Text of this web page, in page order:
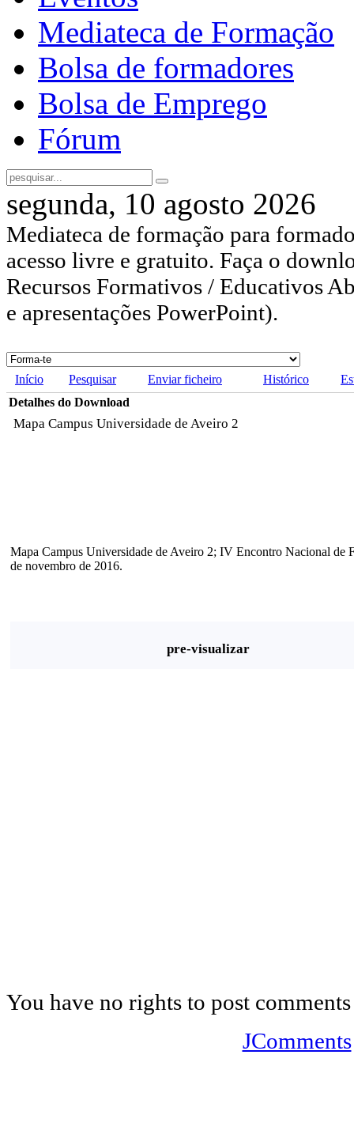
Mediateca de Formação
Bolsa de formadores
Bolsa de Emprego
Fórum
segunda, 10 agosto 2026
Mediateca de formação para
acesso livre e gratuito. Faça o
Recursos Formativos / Educativos
e apresentações PowerPoint).
Início Pesquisar Enviar ficheiro Histórico
Detalhes do Download
Mapa Campus Universidade de Aveiro 2
Mapa Campus Universidade de Aveiro 2; IV Encontro Nacional de
de novembro de 2016.
pre-visualizar
You have no rights to post comments
JComments